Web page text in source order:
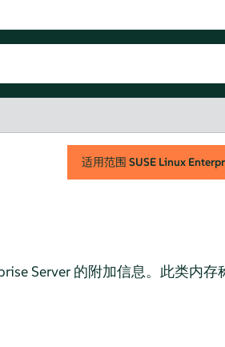
适用范围 SUSE Linux
Server的附加信息。此类内存